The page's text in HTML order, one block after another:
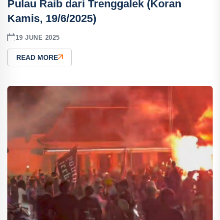
Pulau Raib dari Trenggalek (Koran
Kamis, 19/6/2025)
19 JUNE 2025
READ MORE